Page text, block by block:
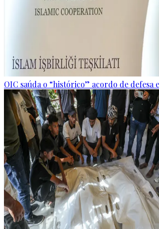
OIC saúda o “histórico” acordo de defesa